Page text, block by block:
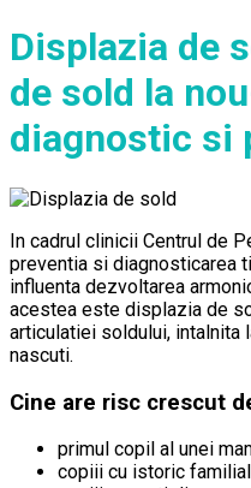
Displazia de
de sold la
diagnostic si
In cadrul clinicii Centrul de
preventia si diagnosticarea
influenta dezvoltarea
acestea este displazia de
articulatiei soldului, intalnita
nascuti.
Cine are risc crescut
primul copil al unei
copiii cu istoric